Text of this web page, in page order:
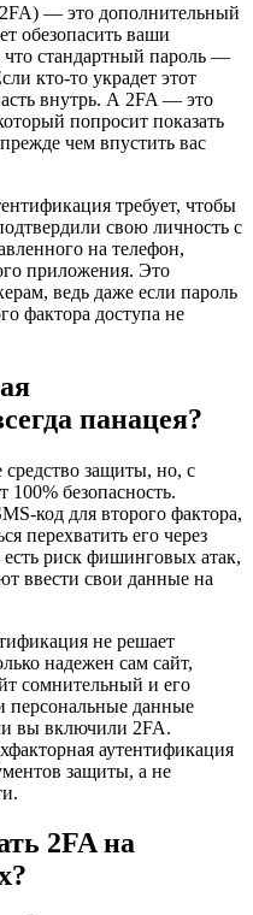
— это дополнительный
обезопасить ваши
что стандартный пароль —
кто-то украдет этот
внутрь. А 2FA — это
попросит показать
чем впустить вас
требует, чтобы
свою личность с
на телефон,
приложения. Это
ведь даже если пароль
фактора доступа не
панацея?
защиты, но, с
100% безопасность.
код для второго фактора,
перехватить его через
риск фишинговых атак,
ввести свои данные на
не решает
надежен сам сайт,
сомнительный и его
персональные данные
вы включили 2FA.
аутентификация
защиты, а не
2FA на